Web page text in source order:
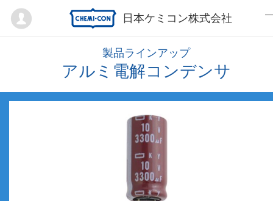
日本ケミコン株式会社
Mypage
製品ラインアップ
アルミ電解コンデンサ